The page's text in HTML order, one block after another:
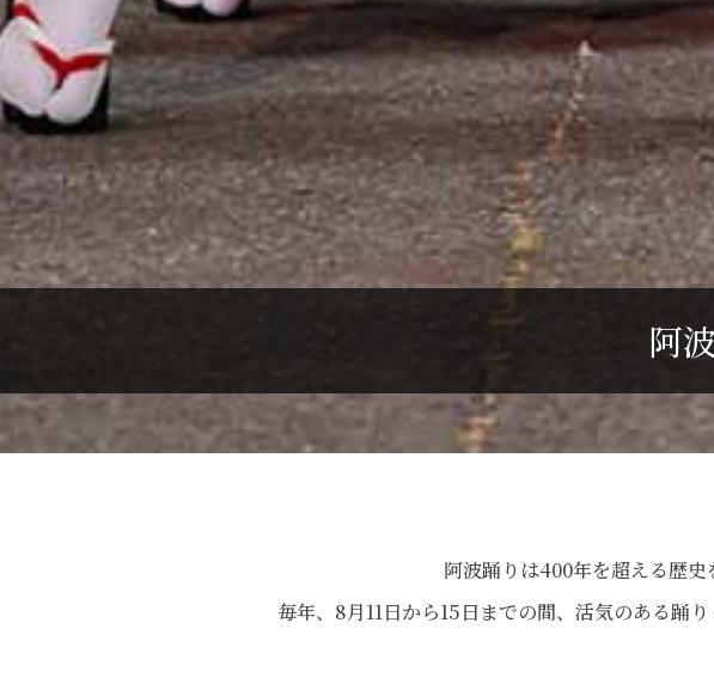
阿
阿波踊りは400年を超える歴史
毎年、8月11日から15日までの間、活気のある踊